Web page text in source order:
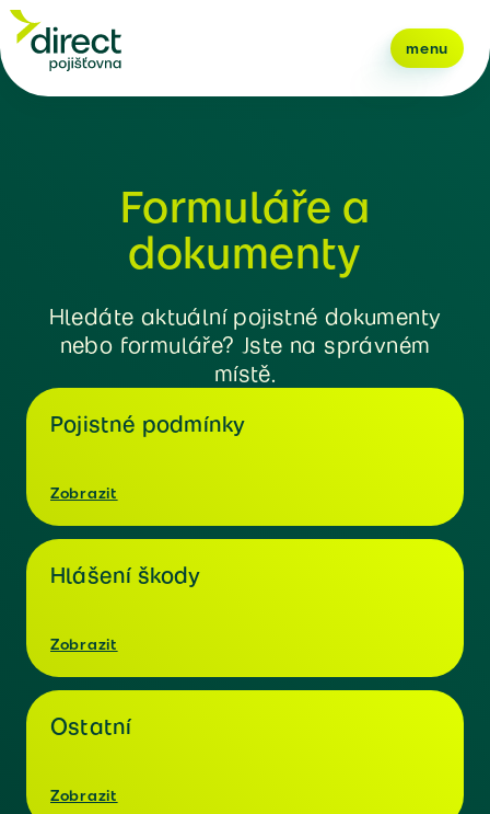
menu
Formuláře a
dokumenty
Hledáte aktuální pojistné dokumenty
nebo formuláře? Jste na správném
místě.
Pojistné podmínky
Zobrazit
Hlášení škody
Zobrazit
Ostatní
Zobrazit